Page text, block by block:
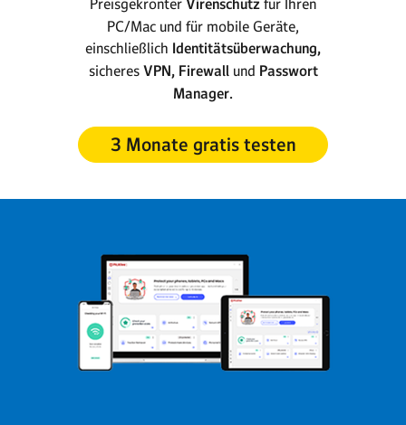
Preisgekrönter Virenschutz für Ihren
PC/Mac und für mobile Geräte,
einschließlich Identitätsüberwachung,
sicheres VPN, Firewall und Passwort
Manager.
3 Monate gratis testen